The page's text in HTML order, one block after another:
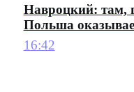
Навроцкий: там,
Польша
16:42